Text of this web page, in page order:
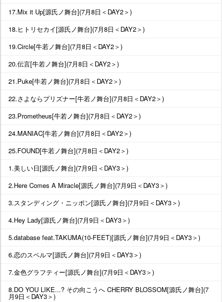
17.Mix it Up[源氏ノ舞台](7月8日＜DAY2＞)
18.ヒトリセカイ[源氏ノ舞台](7月8日＜DAY2＞)
19.Circle[牛若ノ舞台](7月8日＜DAY2＞)
20.伝言[牛若ノ舞台](7月8日＜DAY2＞)
21.Puke[牛若ノ舞台](7月8日＜DAY2＞)
22.さよならプリズナー[牛若ノ舞台](7月8日＜DAY2＞)
23.Prometheus[牛若ノ舞台](7月8日＜DAY2＞)
24.MANIAC[牛若ノ舞台](7月8日＜DAY2＞)
25.FOUND[牛若ノ舞台](7月8日＜DAY2＞)
1.美しい日[源氏ノ舞台](7月9日＜DAY3＞)
2.Here Comes A Miracle[源氏ノ舞台](7月9日＜DAY3＞)
3.スタンディング・ニッポン[源氏ノ舞台](7月9日＜DAY3＞)
4.Hey Lady[源氏ノ舞台](7月9日＜DAY3＞)
5.database feat.TAKUMA(10-FEET)[源氏ノ舞台](7月9日＜DAY3＞)
6.恋のスペルマ[源氏ノ舞台](7月9日＜DAY3＞)
7.金色グラフティー[源氏ノ舞台](7月9日＜DAY3＞)
8.DO YOU LIKE...? その向こうへ CHERRY BLOSSOM[源氏ノ舞台](7
月9日＜DAY3＞)